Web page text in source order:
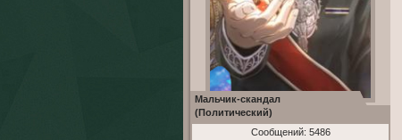
Мальчик-скандал
(Политический)
Сообщений: 5486